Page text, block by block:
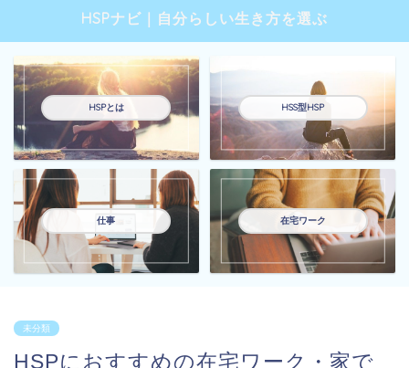
HSPナビ｜自分らしい生き方を選ぶ
HSPとは HSS型HSP
仕事 在宅ワーク
未分類
HSPにおすすめの在宅ワーク・家で